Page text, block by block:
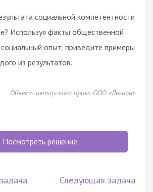
социальной компетентности
Используя факты общественной
опыт, приведите примеры
из результатов.
Объект авторского права ООО «Легион»
Посмотреть решение
Следующая задача